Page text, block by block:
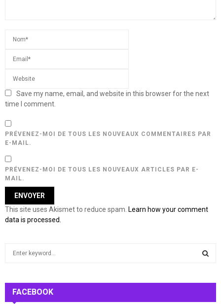
Save my name, email, and website in this browser for the next
time I comment.
PRÉVENEZ-MOI DE TOUS LES NOUVEAUX COMMENTAIRES PAR
E-MAIL.
PRÉVENEZ-MOI DE TOUS LES NOUVEAUX ARTICLES PAR E-
MAIL.
This site uses Akismet to reduce spam. Learn how your comment
data is processed.
h
FACEBOOK